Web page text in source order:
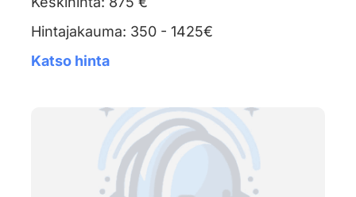
Hintajakauma: 350 - 1425€
Katso hinta